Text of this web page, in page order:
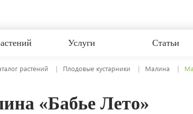
Услуги Статьи
растений Плодовые кустарники Малина
«Бабье Лето»